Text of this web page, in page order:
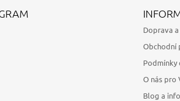
Doprava
Obchodní
Podmínky
O nás pro
Blog a